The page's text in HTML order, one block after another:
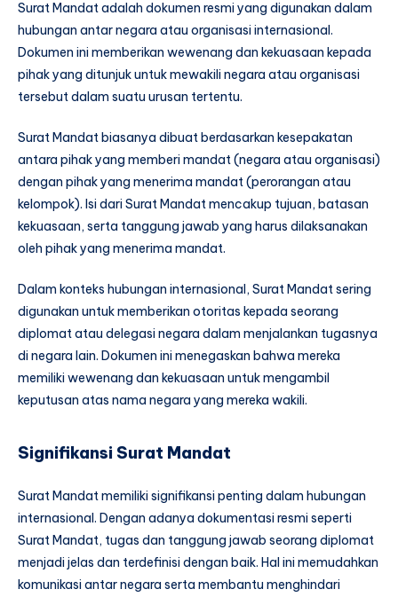
Surat Mandat adalah dokumen resmi yang digunakan dalam
hubungan antar negara atau organisasi internasional.
Dokumen ini memberikan wewenang dan kekuasaan kepada
pihak yang ditunjuk untuk mewakili negara atau organisasi
tersebut dalam suatu urusan tertentu.
Surat Mandat biasanya dibuat berdasarkan kesepakatan
antara pihak yang memberi mandat (negara atau organisasi)
dengan pihak yang menerima mandat (perorangan atau
kelompok). Isi dari Surat Mandat mencakup tujuan, batasan
kekuasaan, serta tanggung jawab yang harus dilaksanakan
oleh pihak yang menerima mandat.
Dalam konteks hubungan internasional, Surat Mandat sering
digunakan untuk memberikan otoritas kepada seorang
diplomat atau delegasi negara dalam menjalankan tugasnya
di negara lain. Dokumen ini menegaskan bahwa mereka
memiliki wewenang dan kekuasaan untuk mengambil
keputusan atas nama negara yang mereka wakili.
Signifikansi Surat Mandat
Surat Mandat memiliki signifikansi penting dalam hubungan
internasional. Dengan adanya dokumentasi resmi seperti
Surat Mandat, tugas dan tanggung jawab seorang diplomat
menjadi jelas dan terdefinisi dengan baik. Hal ini memudahkan
komunikasi antar negara serta membantu menghindari